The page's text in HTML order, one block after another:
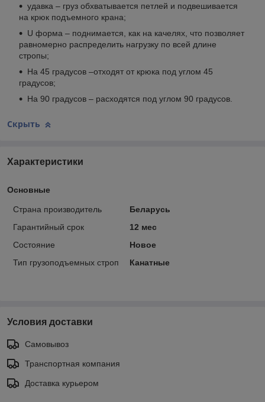
удавка – груз обхватывается петлей и подвешивается
на крюк подъемного крана;
U форма – поднимается, как на качелях, что позволяет
равномерно распределить нагрузку по всей длине
стропы;
На 45 градусов –отходят от крюка под углом 45
градусов;
На 90 градусов – расходятся под углом 90 градусов.
Скрыть
Характеристики
Основные
Страна производитель
Беларусь
Гарантийный срок
12 мес
Состояние
Новое
Тип грузоподъемных строп
Канатные
Условия доставки
Самовывоз
Транспортная компания
Доставка курьером